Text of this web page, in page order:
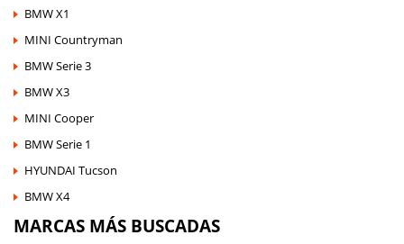
BMW X1
MINI Countryman
BMW Serie 3
BMW X3
MINI Cooper
BMW Serie 1
HYUNDAI Tucson
BMW X4
MARCAS MÁS BUSCADAS